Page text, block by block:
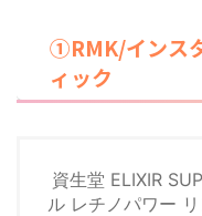
①RMK/インス
ィック
資生堂 ELIXIR
ル レチノパワー